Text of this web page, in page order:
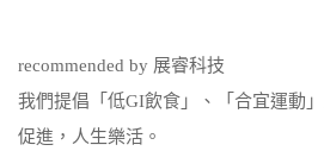
recommended by 展睿科技
我們提倡「低GI飲食」、「合宜運動
促進，人生樂活。